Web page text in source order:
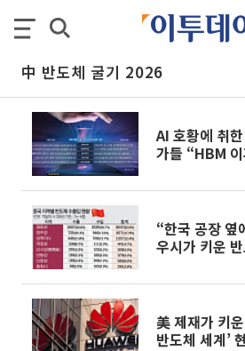
中 반도체 굴기 2026
AI 호황에 취
가들 “HBM
“한국 공장
우시가 키운
美 제재가 키
반도체 세계’